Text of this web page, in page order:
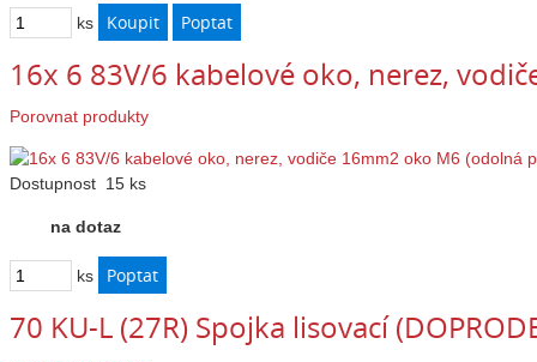
ks
16x 6 83V/6 kabelové oko, nerez,
Porovnat produkty
Dostupnost 15 ks
na dotaz
ks
70 KU-L (27R) Spojka lisovací